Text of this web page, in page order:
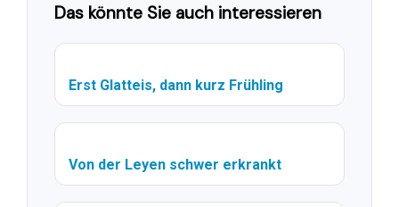
Das könnte Sie auch interessieren
Erst Glatteis, dann kurz Frühling
Von der Leyen schwer erkrankt